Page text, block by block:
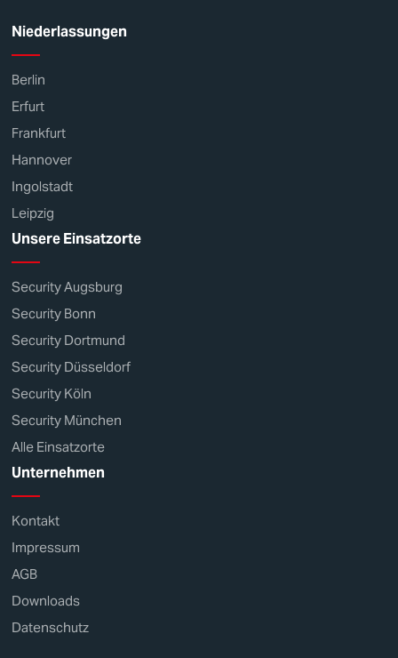
Niederlassungen
Berlin
Erfurt
Frankfurt
Hannover
Ingolstadt
Leipzig
Unsere Einsatzorte
Security Augsburg
Security Bonn
Security Dortmund
Security Düsseldorf
Security Köln
Security München
Alle Einsatzorte
Unternehmen
Kontakt
Impressum
AGB
Downloads
Datenschutz